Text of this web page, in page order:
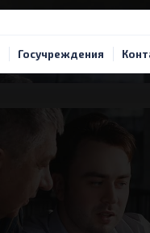
Госучреждения